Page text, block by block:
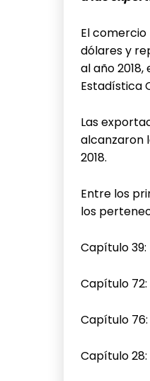
El comercio
dólares y
al año
Estadística
Las
alcanzaron
2018.
Entre los
los
Capítulo
Capítulo 72:
Capítulo 76:
Capítulo 28: